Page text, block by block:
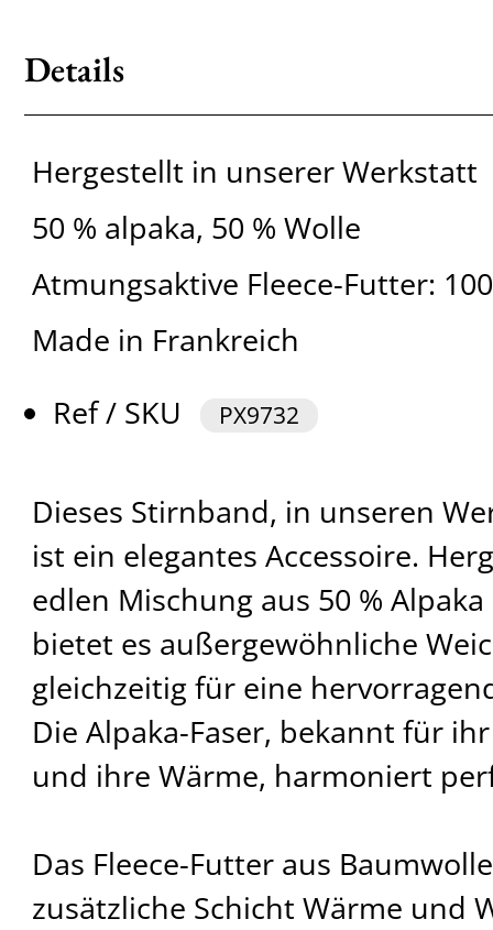
Details
Hergestellt in unserer Werkstatt
50 % alpaka, 50 % Wolle
Atmungsaktive Fleece-Futter:
Made in Frankreich
Ref / SKU
PX9732
Dieses Stirnband, in unseren
ist ein elegantes Accessoire.
edlen Mischung aus 50 %
bietet es außergewöhnliche
gleichzeitig für eine
Die Alpaka-Faser, bekannt für
und ihre Wärme, harmoniert
Das Fleece-Futter aus
zusätzliche Schicht Wärme und